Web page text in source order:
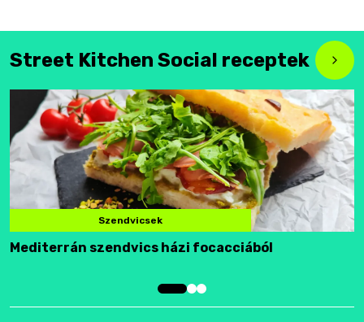
Street Kitchen Social receptek
Szendvicsek
Mediterrán szendvics házi focacciából